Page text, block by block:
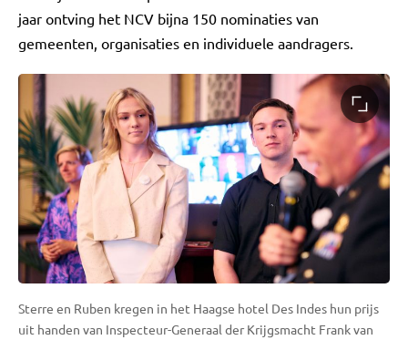
jaar ontving het NCV bijna 150 nominaties van
gemeenten, organisaties en individuele aandragers.
Sterre en Ruben kregen in het Haagse hotel Des Indes hun prijs
uit handen van Inspecteur-Generaal der Krijgsmacht Frank van